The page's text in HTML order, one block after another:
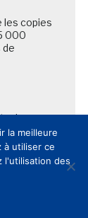
les copies
000
de
de 150
pour
la meilleure
à utiliser ce
l'utilisation des